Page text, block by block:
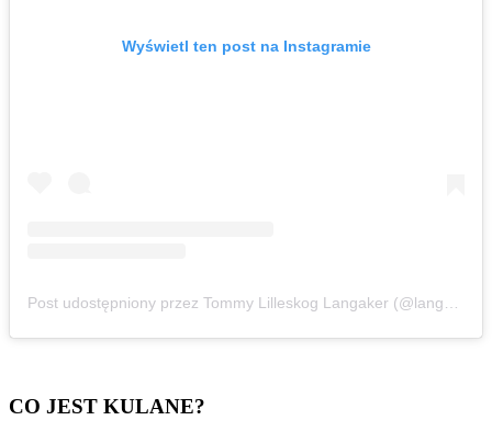
Wyświetl ten post na Instagramie
CO JEST KULANE?